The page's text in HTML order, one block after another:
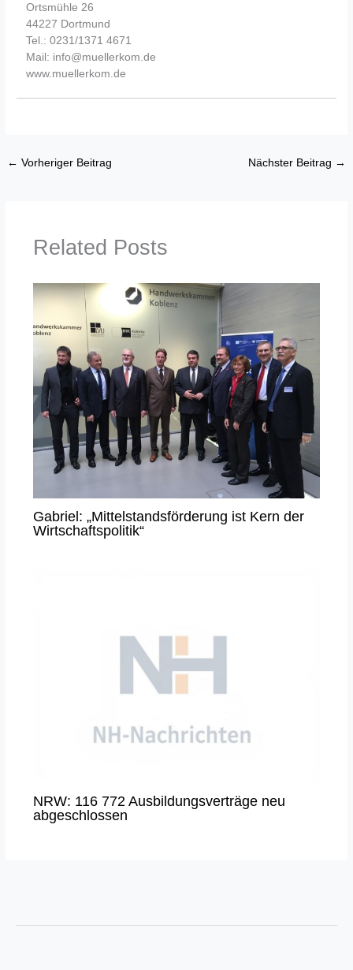
Ortsmühle 26
44227 Dortmund
Tel.: 0231/1371 4671
Mail: info@muellerkom.de
www.muellerkom.de
← Vorheriger Beitrag Nächster Beitrag →
Related Posts
Gabriel: „Mittelstandsförderung ist Kern der
Wirtschaftspolitik“
NRW: 116 772 Ausbildungsverträge neu
abgeschlossen